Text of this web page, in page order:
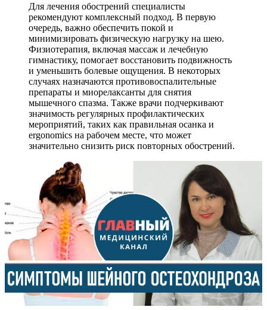
Для лечения обострений специалисты
рекомендуют комплексный подход. В первую
очередь, важно обеспечить покой и
минимизировать физическую нагрузку на шею.
Физиотерапия, включая массаж и лечебную
гимнастику, помогает восстановить подвижность
и уменьшить болевые ощущения. В некоторых
случаях назначаются противовоспалительные
препараты и миорелаксанты для снятия
мышечного спазма. Также врачи подчеркивают
значимость регулярных профилактических
мероприятий, таких как правильная осанка и
ergonomics на рабочем месте, что может
значительно снизить риск повторных обострений.